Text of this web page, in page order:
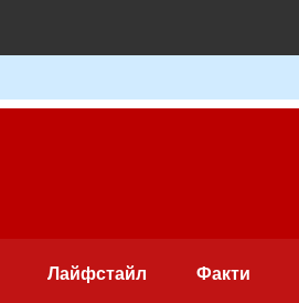
Лайфстайл Факти